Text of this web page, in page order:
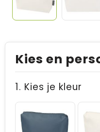
Kies en
1. Kies je kleur